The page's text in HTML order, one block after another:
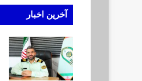
آخرین اخبار